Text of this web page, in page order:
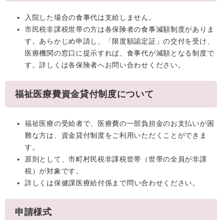
入院した場合の食事代は支給しません。
市民税非課税世帯の方は各保険者の食事減額制度がありま
す。あらかじめ申請し、「限度額認定証」の交付を受け、
医療機関の窓口に提示すれば、食事代が減額となる制度で
す。詳しくは各保険者へお問い合わせください。
福祉医療費資金貸付制度について
福祉医療の受給者で、医療費の一部負担金のお支払いが困
難な方は、資金貸付制度をご利用いただくことができま
す。
原則として、市町村民税非課税世帯（世帯の全員が非課
税）が対象です。
詳しくは保健課医療給付係まで問い合わせください。
申請様式